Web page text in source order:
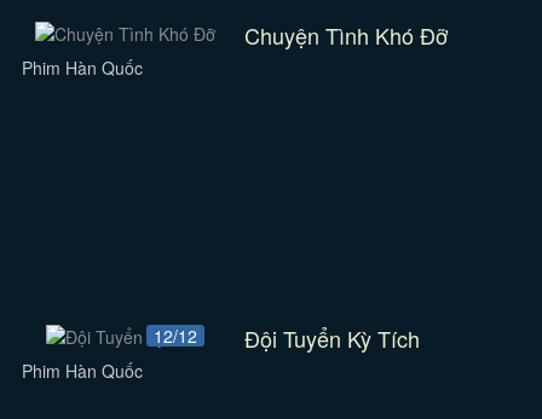
Chuyện Tình Khó Đỡ
Phim Hàn Quốc
12/12 Đội Tuyển Kỳ Tích
Phim Hàn Quốc